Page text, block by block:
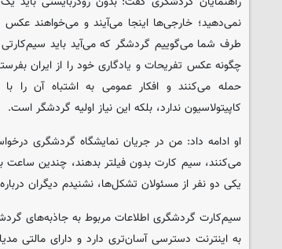
نمی‌دهید؛ خارجی‌ها اینجا می‌آیند و می‌خواهند
طرف شما می‌گوییم گردشگر که می‌آید باید سیم‌کارتی
چگونه عکس تفریحات و یادگاری خود را از ایران
حمله می‌کنند و افکار عمومی به اشتباه آن را
کاپیتولاسیون ندارد، بلکه این نیاز اولیه گردشگر است.
می‌کنند، سیم کارت بدون فیلتر بدهند، چندین
یکی دو نفر از مسئولان تشکل‌ها، نشنیدم دیگران
سیم‌کارت گردشگری اطلاعات مربوط به جاذبه‌های